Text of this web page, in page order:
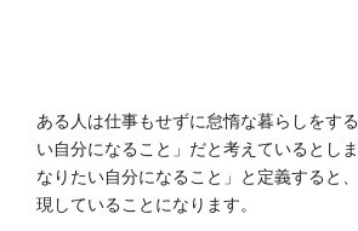
ある人は仕事もせずに怠惰な暮らしをす
い自分になること」だと考えているとし
なりたい自分になること」と定義すると
現していることになります。